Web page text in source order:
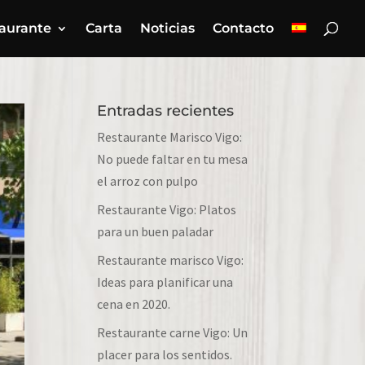
Carta Noticias Contacto
Entradas recientes
Restaurante Marisco Vigo:
No puede faltar en tu mesa
el arroz con pulpo
Restaurante Vigo: Platos
para un buen paladar
Restaurante marisco Vigo:
Ideas para planificar una
cena en 2020.
Restaurante carne Vigo: Un
placer para los sentidos.